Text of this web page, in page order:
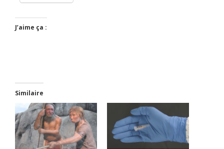
J’aime ça :
Similaire